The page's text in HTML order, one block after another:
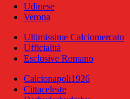
Udinese
Verona
Ultimissime Calciomercato
Ufficialità
Esclusive Romano
Calcionapoli1926
Cittaceleste